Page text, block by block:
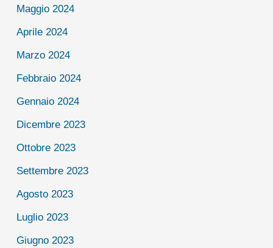
Maggio 2024
Aprile 2024
Marzo 2024
Febbraio 2024
Gennaio 2024
Dicembre 2023
Ottobre 2023
Settembre 2023
Agosto 2023
Luglio 2023
Giugno 2023